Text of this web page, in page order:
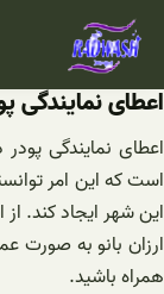
رفتن
اعطای نمایندگی
اعطای نمایندگی
است که این امر
این شهر ایجاد کند.
ارزان بانو به صورت
همراه باشید.